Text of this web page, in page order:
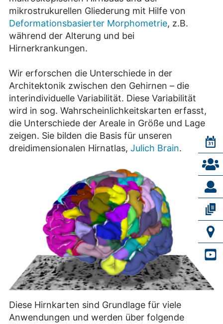
mikrostrukurellen Gliederung mit Hilfe von
Deformationsbasierter Morphometrie, z.B.
während der Alterung und bei
Hirnerkrankungen.
Wir erforschen die Unterschiede in der
Architektonik zwischen den Gehirnen – die
interindividuelle Variabilität. Diese Variabilität
wird in sog. Wahrscheinlichkeitskarten erfasst,
die Unterschiede der Areale in Größe und Lage
zeigen. Sie bilden die Basis für unseren
dreidimensionalen Hirnatlas, Julich Brain.
Diese Hirnkarten sind Grundlage für viele
Anwendungen und werden über folgende